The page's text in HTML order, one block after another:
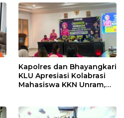
Kapolres dan Bhayangkari
KLU Apresiasi Kolabrasi
Mahasiswa KKN Unram,